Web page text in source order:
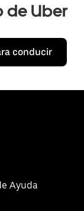
de Uber
conducir
Ayuda